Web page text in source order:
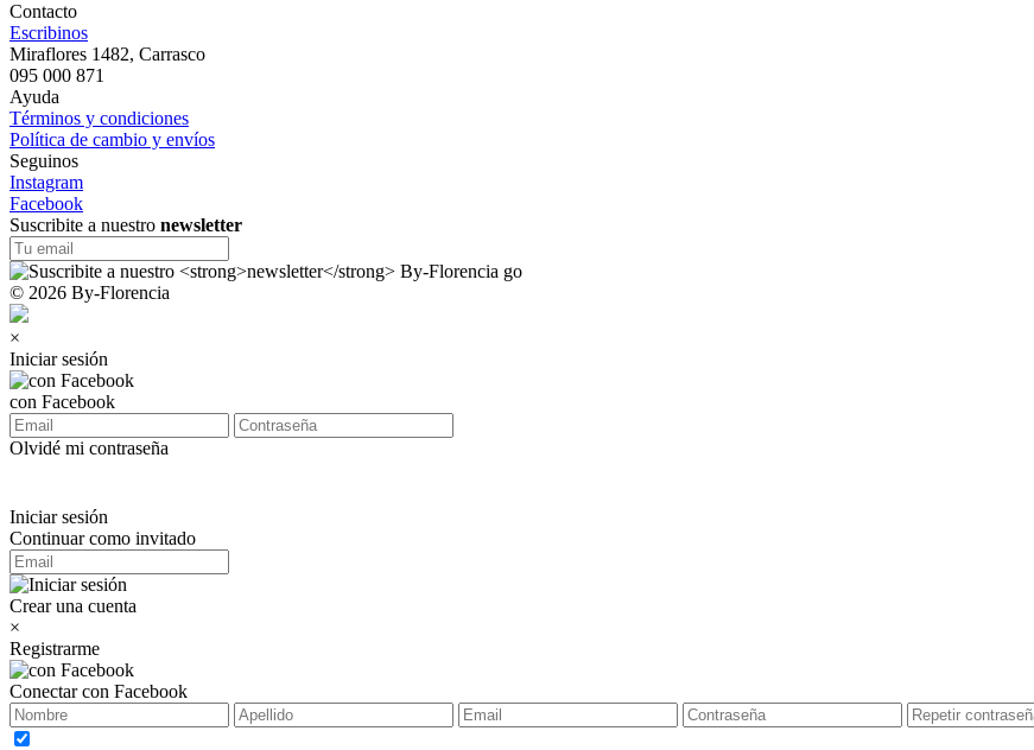
Contacto
Escribinos
Miraflores 1482, Carrasco
095 000 871
Ayuda
Términos y condiciones
Política de cambio y envíos
Seguinos
Instagram
Facebook
Suscribite a nuestro newsletter
© 2026 By-Florencia
×
Iniciar sesión
con Facebook
Olvidé mi contraseña
Iniciar sesión
Continuar como invitado
Crear una cuenta
×
Registrarme
Conectar con Facebook